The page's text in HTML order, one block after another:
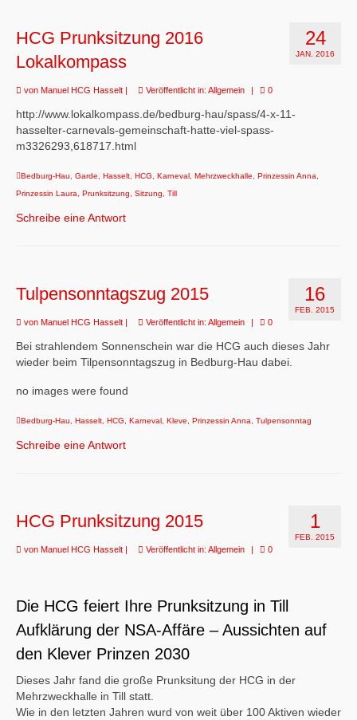
24
JAN. 2016
HCG Prunksitzung 2016
Lokalkompass
von Manuel HCG Hasselt Veröffentlicht in: Allgemein 0
http://www.lokalkompass.de/bedburg-hau/spass/4-x-11-
hasselter-carnevals-gemeinschaft-hatte-viel-spass-
m3326293,618717.html
Bedburg-Hau, Garde, Hasselt, HCG, Karneval, Mehrzweckhalle, Prinzessin Anna,
Prinzessin Laura, Prunksitzung, Sitzung, Till
Schreibe eine Antwort
16
FEB. 2015
Tulpensonntagszug 2015
von Manuel HCG Hasselt Veröffentlicht in: Allgemein 0
Bei strahlendem Sonnenschein war die HCG auch dieses Jahr
wieder beim Tilpensonntagszug in Bedburg-Hau dabei.
no images were found
Bedburg-Hau, Hasselt, HCG, Karneval, Kleve, Prinzessin Anna, Tulpensonntag
Schreibe eine Antwort
1
FEB. 2015
HCG Prunksitzung 2015
von Manuel HCG Hasselt Veröffentlicht in: Allgemein 0
Die HCG feiert Ihre Prunksitzung in Till
Aufklärung der NSA-Affäre – Aussichten auf
den Klever Prinzen 2030
Dieses Jahr fand die große Prunksitung der HCG in der
Mehrzweckhalle in Till statt.
Wie in den letzten Jahren wurd von weit über 100 Aktiven wieder